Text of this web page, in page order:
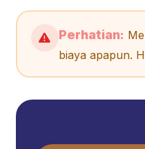
Perhatian:
biaya apapun.